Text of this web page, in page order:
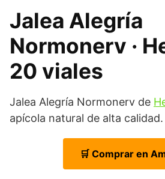
Jalea Alegría
Normonerv ·
20 viales
Jalea Alegría Normonerv de
apícola natural de alta
🛒 Comprar en